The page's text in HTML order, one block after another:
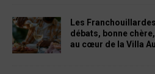
Les
débats, bonne
au cœur de la Villa